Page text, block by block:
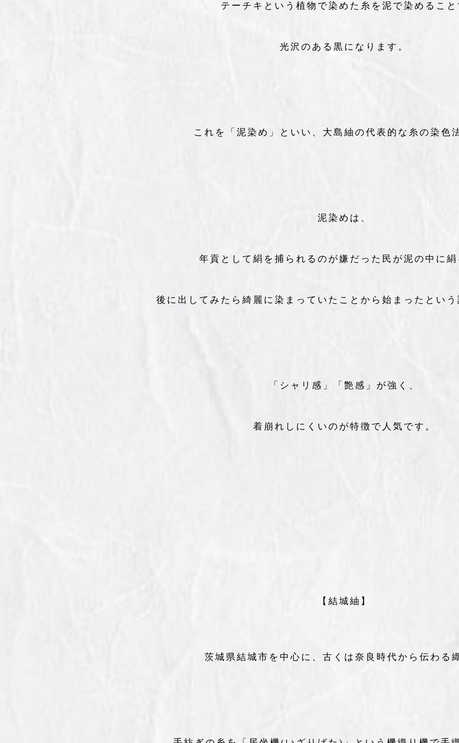
テーチキという植物で染めた糸を泥で染めるこ
光沢のある黒になります。
これを「泥染め」といい、大島紬の代表的な糸の染色
泥染めは、
年貢として絹を捕られるのが嫌だった民が泥の中に
後に出してみたら綺麗に染まっていたことから始まったとい
「シャリ感」「艶感」が強く、
着崩れしにくいのが特徴で人気です。
【結城紬】
茨城県結城市を中心に、古くは奈良時代から伝わる